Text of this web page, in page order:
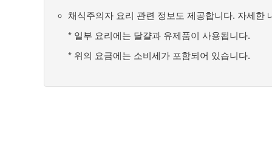
채식주의자 요리 관련 정보도 제공합니다. 자세한
* 일부 요리에는 달걀과 유제품이 사용됩니다.
* 위의 요금에는 소비세가 포함되어 있습니다.